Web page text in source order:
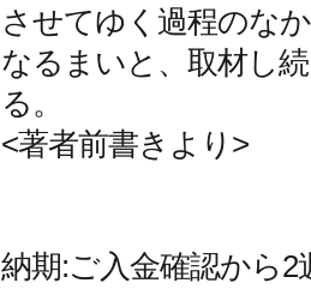
させてゆく過程のな
なるまいと、取材し
る。
<著者前書きより>
納期:ご入金確認から2